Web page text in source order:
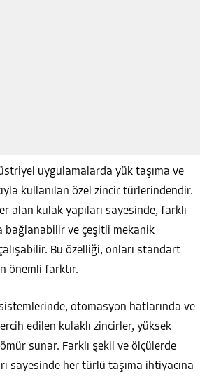
uygulamalarda yük taşıma ve
kullanılan özel zincir türlerindendir.
alan kulak yapıları sayesinde, farklı
bağlanabilir ve çeşitli mekanik
Bu özelliği, onları standart
önemli farktır.
otomasyon hatlarında ve
edilen kulaklı zincirler, yüksek
ömür sunar. Farklı şekil ve ölçülerde
sayesinde her türlü taşıma ihtiyacına